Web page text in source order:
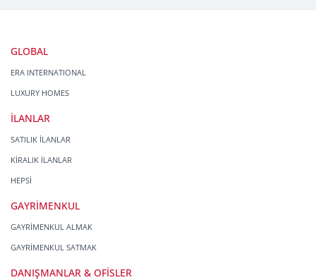
GLOBAL
ERA INTERNATIONAL
LUXURY HOMES
İLANLAR
SATILIK İLANLAR
KİRALIK İLANLAR
HEPSİ
GAYRİMENKUL
GAYRİMENKUL ALMAK
GAYRİMENKUL SATMAK
DANIŞMANLAR & OFİSLER